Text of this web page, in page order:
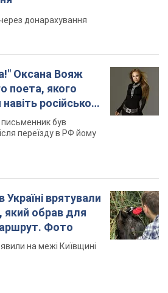
був
врятували
обрав для
Фото
на межі Київщині